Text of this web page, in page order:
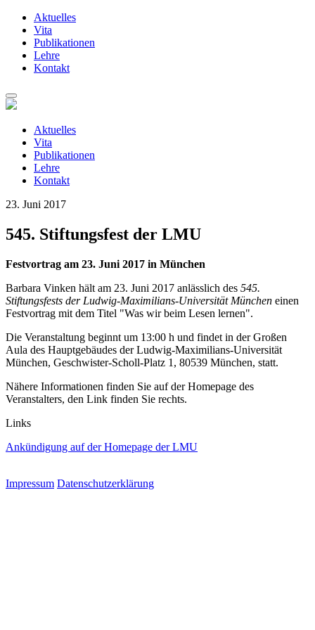
Aktuelles
Vita
Publikationen
Lehre
Kontakt
Zum
springenAktuelles
Vita
Publikationen
Lehre
Kontakt
23. Juni 2017
545. Stiftungsfest der LMU
Festvortrag am 23. Juni 2017 in München
Barbara Vinken hält am 23. Juni 2017 anlässlich des 545.
Stiftungsfests der Ludwig-Maximilians-Universität München einen
Festvortrag mit dem Titel "Was wir beim Lesen lernen".
Die Veranstaltung beginnt um 13:00 h und findet in der Großen
Aula des Hauptgebäudes der Ludwig-Maximilians-Universität
München, Geschwister-Scholl-Platz 1, 80539 München, statt.
Nähere Informationen finden Sie auf der Homepage des
Veranstalters, den Link finden Sie rechts.
Links
Ankündigung auf der Homepage der LMU
Impressum Datenschutzerklärung